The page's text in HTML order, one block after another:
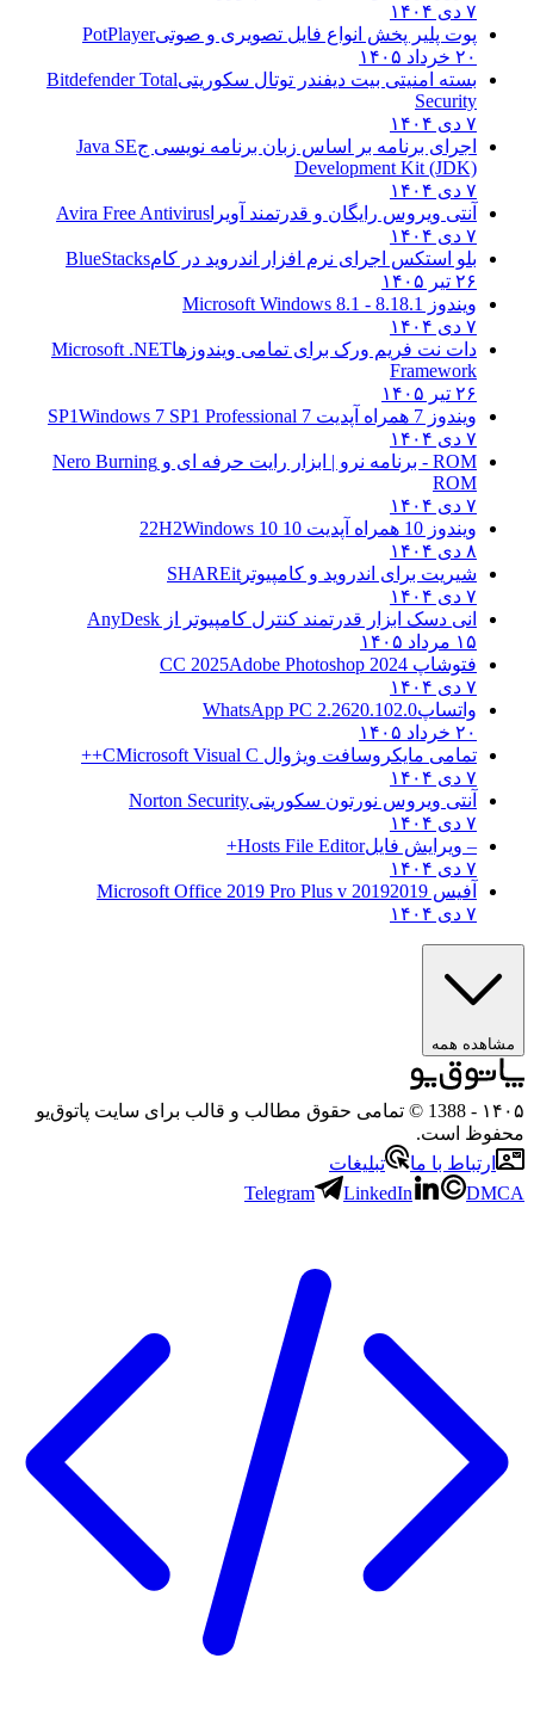
۷ دی ۱۴۰۴
پوت پلیر پخش انواع فایل تصویری و صوتیPotPlayer
۲۰ خرداد ۱۴۰۵
بسته امنیتی بیت دیفندر توتال سکوریتیBitdefender Total
Security
۷ دی ۱۴۰۴
اجرای برنامه بر اساس زبان برنامه نویسی جJava SE
Development Kit (JDK)
۷ دی ۱۴۰۴
آنتی ویروس رایگان و قدرتمند آویرا Avira Free Antivirus
۷ دی ۱۴۰۴
بلو استکس اجرای نرم افزار اندروید در کامBlueStacks
۲۶ تیر ۱۴۰۵
ویندوز 8.1
8.1 - Microsoft Windows 8.1
۷ دی ۱۴۰۴
دات نت فریم ورک برای تمامی ویندوزهاMicrosoft .NET
Framework
۲۶ تیر ۱۴۰۵
ویندوز 7 همراه آپدیت 7 SP1
Windows 7 SP1 Professional
۷ دی ۱۴۰۴
ROM - برنامه نرو | ابزار رایت حرفه ای و
Nero Burning
ROM
۷ دی ۱۴۰۴
ویندوز 10 همراه آپدیت 10 22H2
Windows 10
۸ دی ۱۴۰۴
شیریت برای اندروید و کامپیوتر SHAREit
۷ دی ۱۴۰۴
انی دسک ابزار قدرتمند کنترل کامپیوتر از AnyDesk
۱۵ مرداد ۱۴۰۵
فتوشاپ CC 2025 Adobe Photoshop 2024
۷ دی ۱۴۰۴
واتساپWhatsApp PC 2.2620.102.0
۲۰ خرداد ۱۴۰۵
تمامی مایکروسافت ویژوال C Microsoft Visual C++
۷ دی ۱۴۰۴
آنتی ویروس نورتون سکوریتیNorton Security
۷ دی ۱۴۰۴
– ویرایش فایلHosts File Editor+
۷ دی ۱۴۰۴
آفیس 2019 2019 Microsoft Office 2019 Pro Plus v
۷ دی ۱۴۰۴
مشاهده همه
۱۴۰۵
- 1388 © تمامی حقوق مطالب و قالب برای سایت پاتوق‌یو
محفوظ است.
ارتباط با ما
تبلیغات
Telegram
LinkedIn DMCA